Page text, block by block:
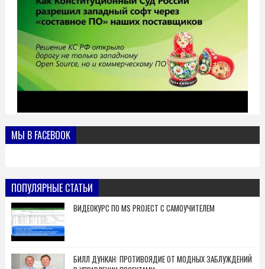
МЫ В FACEBOOK
ПОПУЛЯРНЫЕ СТАТЬИ
ВИДЕОКУРС ПО MS PROJECT С САМОУЧИТЕЛЕМ
БИЛЛ ДУНКАН: ПРОТИВОЯДИЕ ОТ МОДНЫХ ЗАБЛУЖДЕНИЙ